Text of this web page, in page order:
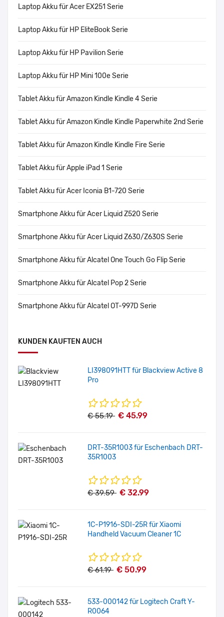
Laptop Akku für Acer EX251 Serie
Laptop Akku für HP EliteBook Serie
Laptop Akku für HP Pavilion Serie
Laptop Akku für HP Mini 100e Serie
Tablet Akku für Amazon Kindle Kindle 4 Serie
Tablet Akku für Amazon Kindle Kindle Paperwhite 2nd Serie
Tablet Akku für Amazon Kindle Kindle Fire Serie
Tablet Akku für Apple iPad 1 Serie
Tablet Akku für Acer Iconia B1-720 Serie
Smartphone Akku für Acer Liquid Z520 Serie
Smartphone Akku für Acer Liquid Z630/Z630S Serie
Smartphone Akku für Alcatel One Touch Go Flip Serie
Smartphone Akku für Alcatel Pop 2 Serie
Smartphone Akku für Alcatel OT-997D Serie
KUNDEN KAUFTEN AUCH
LI398091HTT für Blackview Active 8
Pro
€ 55.19 € 45.99
DRT-35R1003 für Eschenbach DRT-
35R1003
€ 39.59 € 32.99
1C-P1916-SDI-25R für Xiaomi
Handheld Vacuum Cleaner 1C
€ 61.19 € 50.99
533-000142 für Logitech Craft Y-
R0064